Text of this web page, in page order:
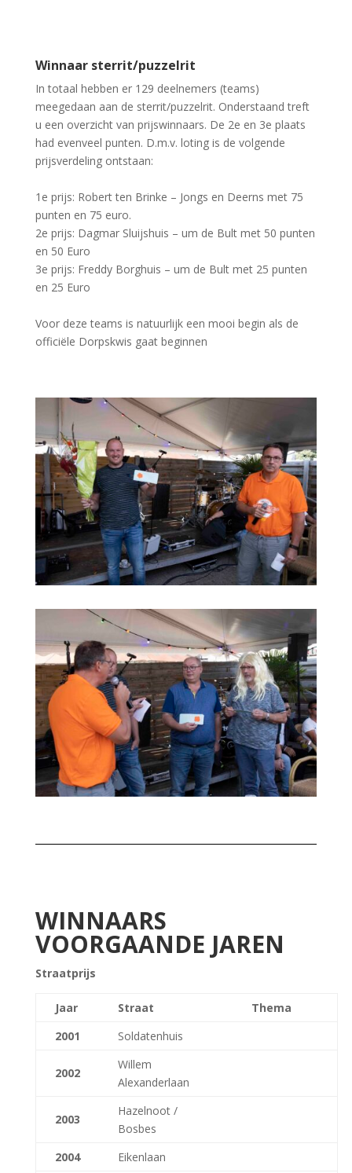
Winnaar sterrit/puzzelrit
In totaal hebben er 129 deelnemers (teams)
meegedaan aan de sterrit/puzzelrit. Onderstaand treft
u een overzicht van prijswinnaars. De 2e en 3e plaats
had evenveel punten. D.m.v. loting is de volgende
prijsverdeling ontstaan:
1e prijs: Robert ten Brinke – Jongs en Deerns met 75
punten en 75 euro.
2e prijs: Dagmar Sluijshuis – um de Bult met 50 punten
en 50 Euro
3e prijs: Freddy Borghuis – um de Bult met 25 punten
en 25 Euro
Voor deze teams is natuurlijk een mooi begin als de
officiële Dorpskwis gaat beginnen
WINNAARS
VOORGAANDE JAREN
Straatprijs
Jaar Straat
Thema
2001
Soldatenhuis
2002
Willem
Alexanderlaan
2003
Hazelnoot /
Bosbes
2004
Eikenlaan